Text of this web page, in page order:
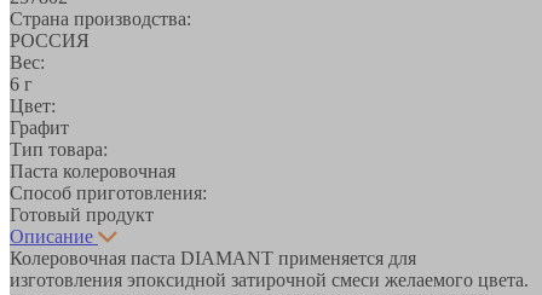
Страна производства:
РОССИЯ
Вес:
6 г
Цвет:
Графит
Тип товара:
Паста колеровочная
Способ приготовления:
Готовый продукт
Описание
Колеровочная паста DIAMANT применяется для
изготовления эпоксидной затирочной смеси желаемого цвета.